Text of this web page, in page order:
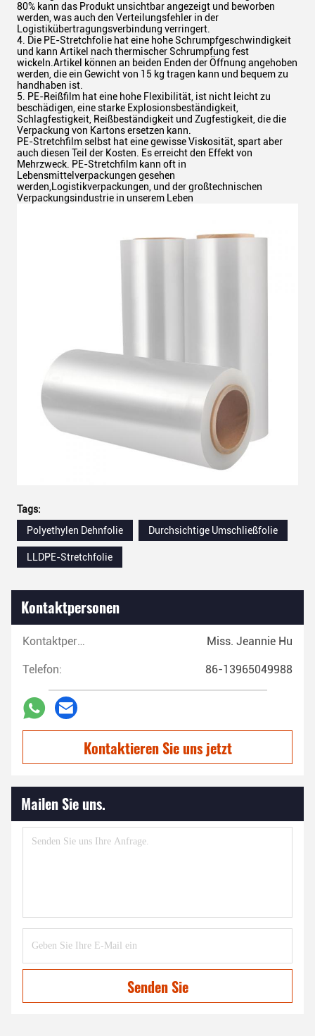
80% kann das Produkt unsichtbar angezeigt und beworben
werden, was auch den Verteilungsfehler in der
Logistikübertragungsverbindung verringert.
4. Die PE-Stretchfolie hat eine hohe Schrumpfgeschwindigkeit
und kann Artikel nach thermischer Schrumpfung fest
wickeln.Artikel können an beiden Enden der Öffnung angehoben
werden, die ein Gewicht von 15 kg tragen kann und bequem zu
handhaben ist.
5. PE-Reißfilm hat eine hohe Flexibilität, ist nicht leicht zu
beschädigen, eine starke Explosionsbeständigkeit,
Schlagfestigkeit, Reißbeständigkeit und Zugfestigkeit, die die
Verpackung von Kartons ersetzen kann.
PE-Stretchfilm selbst hat eine gewisse Viskosität, spart aber
auch diesen Teil der Kosten. Es erreicht den Effekt von
Mehrzweck. PE-Stretchfilm kann oft in
Lebensmittelverpackungen gesehen
werden,Logistikverpackungen, und der großtechnischen
Verpackungsindustrie in unserem Leben
Tags:
Polyethylen Dehnfolie
Durchsichtige Umschließfolie
LLDPE-Stretchfolie
Kontaktpersonen
Kontaktpersonen: Miss. Jeannie Hu
Telefon: 86-13965049988
Kontaktieren Sie uns jetzt
Mailen Sie uns.
Senden Sie